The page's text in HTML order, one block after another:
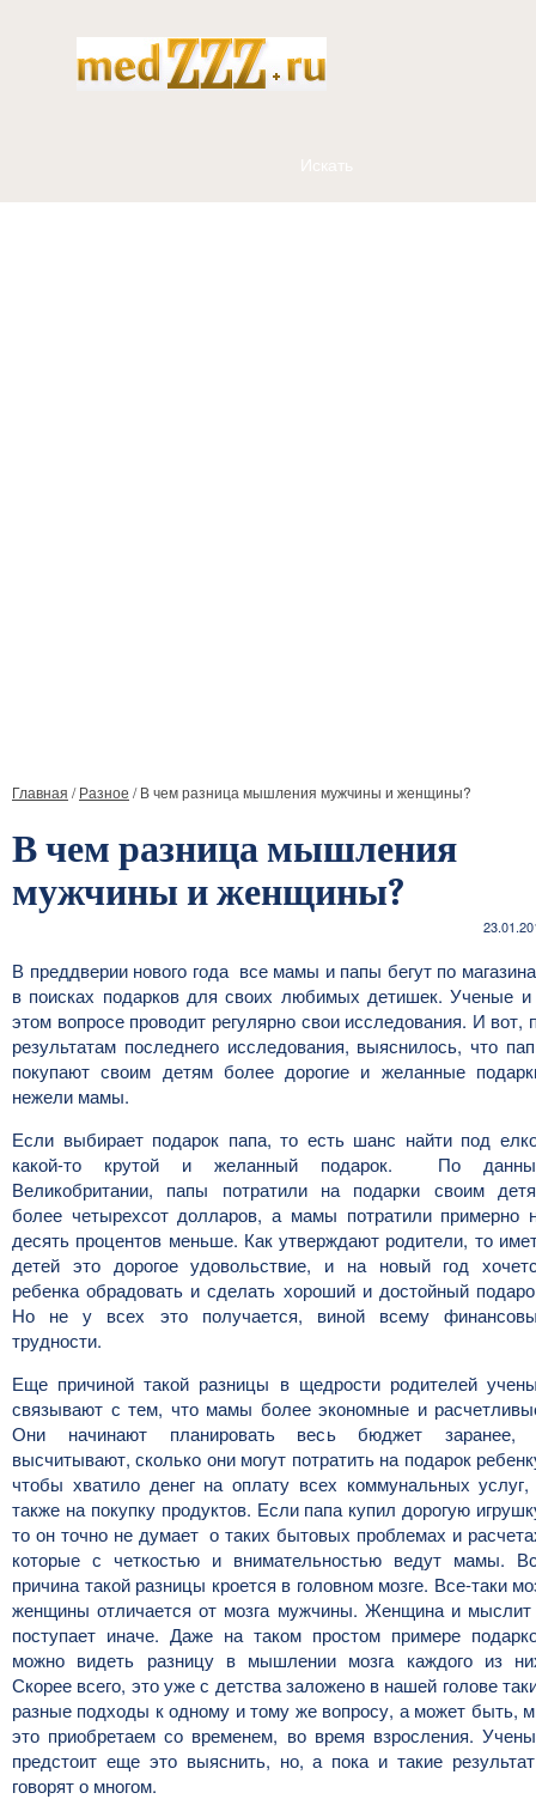
Главная /Разное /В чем разница мышления мужчины и женщины?
В чем разница мышления
мужчины и женщины?
В преддверии нового года все мамы и папы бегут по
в поисках подарков для своих любимых детишек. Ученые
этом вопросе проводит регулярно свои исследования. И вот,
результатам последнего исследования, выяснилось, что
покупают своим детям более дорогие и желанные
нежели мамы.
Если выбирает подарок папа, то есть шанс найти под
какой-то крутой и желанный подарок. По
Великобритании, папы потратили на подарки своим
более четырехсот долларов, а мамы потратили примерно
десять процентов меньше. Как утверждают родители, то
детей это дорогое удовольствие, и на новый год
ребенка обрадовать и сделать хороший и достойный
Но не у всех это получается, виной всему
трудности.
Еще причиной такой разницы в щедрости родителей
связывают с тем, что мамы более экономные и
Они начинают планировать весь бюджет заранее,
высчитывают, сколько они могут потратить на подарок
чтобы хватило денег на оплату всех коммунальных
также на покупку продуктов. Если папа купил дорогую
то он точно не думает о таких бытовых проблемах и
которые с четкостью и внимательностью ведут мамы.
причина такой разницы кроется в головном мозге. Все-таки
женщины отличается от мозга мужчины. Женщина и
поступает иначе. Даже на таком простом примере
можно видеть разницу в мышлении мозга каждого из
Скорее всего, это уже с детства заложено в нашей голове
разные подходы к одному и тому же вопросу, а может быть,
это приобретаем со временем, во время взросления.
предстоит еще это выяснить, но, а пока и такие
говорят о многом.